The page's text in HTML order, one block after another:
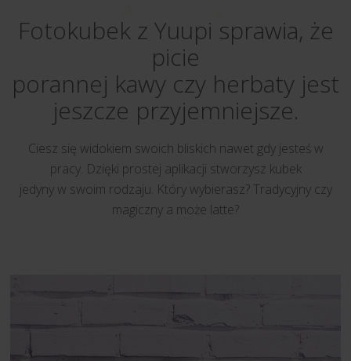
Fotokubek z Yuupi sprawia, że
picie
porannej kawy czy herbaty jest
jeszcze przyjemniejsze.
Ciesz się widokiem swoich bliskich nawet gdy jesteś w
pracy. Dzięki prostej aplikacji stworzysz kubek
jedyny w swoim rodzaju. Który wybierasz? Tradycyjny czy
magiczny a może latte?